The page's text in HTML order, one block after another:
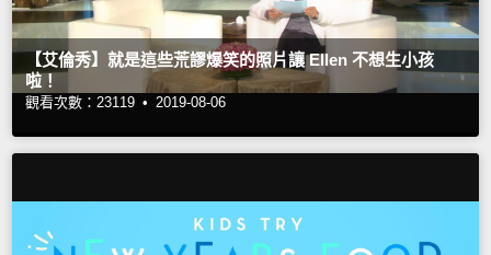
【艾倫秀】就是這些荒謬爆笑的照片讓 Ellen 不想生小孩
啦！
觀看次數：23119 • 2019-08-06